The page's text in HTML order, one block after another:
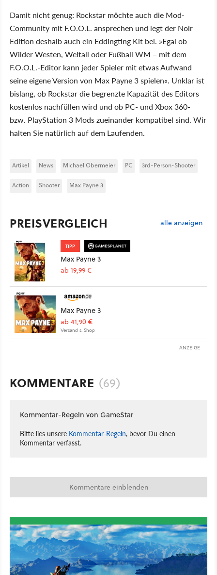
Damit nicht genug: Rockstar möchte auch die Mod-
Community mit F.O.O.L. ansprechen und legt der Noir
Edition deshalb auch ein Eddingting Kit bei. »Egal ob
Wilder Westen, Weltall oder Fußball WM – mit dem
F.O.O.L.-Editor kann jeder Spieler mit etwas Aufwand
seine eigene Version von Max Payne 3 spielen«. Unklar ist
bislang, ob Rockstar die begrenzte Kapazität des Editors
kostenlos nachfüllen wird und ob PC- und Xbox 360-
bzw. PlayStation 3 Mods zueinander kompatibel sind. Wir
halten Sie natürlich auf dem Laufenden.
Artikel News Michael Obermeier PC 3rd-Person-Shooter
Action Shooter Max Payne 3
PREISVERGLEICH alle anzeigen
TIPP
Max Payne 3
ab 19,99 €
Max Payne 3
ab 41,90 €
Versand s. Shop
ANZEIGE
KOMMENTARE (69)
Kommentar-Regeln von GameStar
Bitte lies unsere Kommentar-Regeln, bevor Du einen
Kommentar verfasst.
Kommentare einblenden